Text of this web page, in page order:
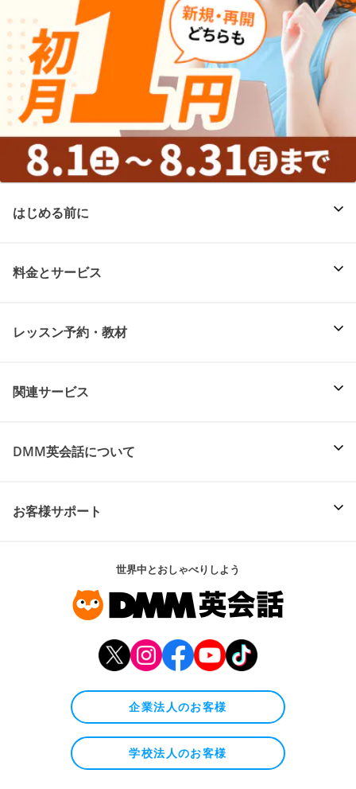
はじめる前に
料金とサービス
レッスン予約・教材
関連サービス
DMM英会話について
お客様サポート
世界中とおしゃべりしよう
企業法人のお客様
学校法人のお客様